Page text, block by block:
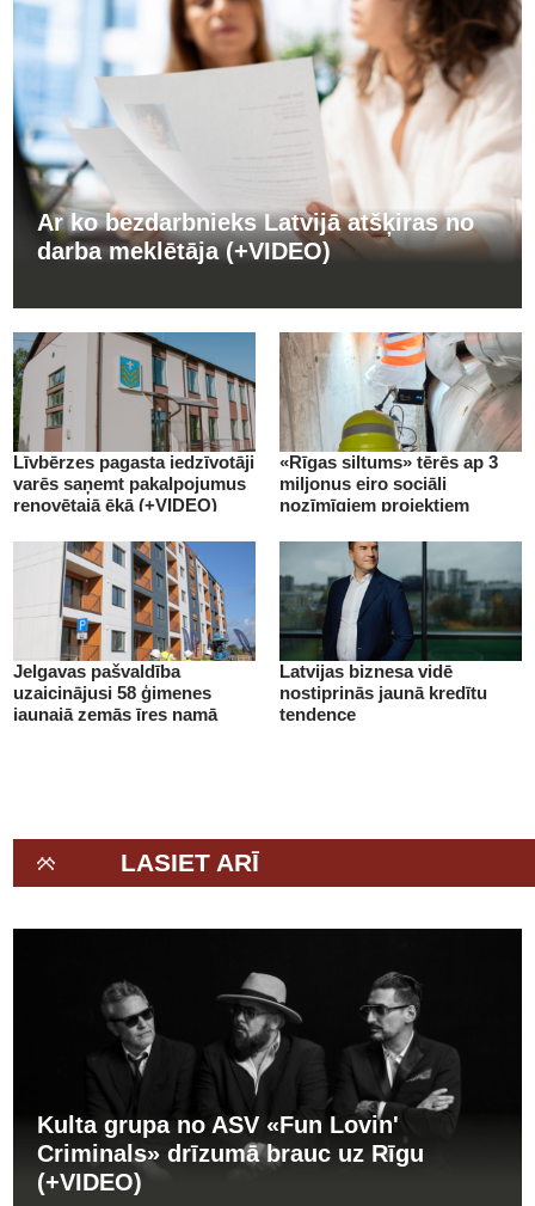
Ar ko bezdarbnieks Latvijā atšķiras no
darba meklētāja (+VIDEO)
Līvbērzes pagasta iedzīvotāji
varēs saņemt pakalpojumus
renovētajā ēkā (+VIDEO)
«Rīgas siltums» tērēs ap 3
miljonus eiro sociāli
nozīmīgiem projektiem
Jelgavas pašvaldība
uzaicinājusi 58 ģimenes
jaunajā zemās īres namā
Latvijas biznesa vidē
nostiprinās jaunā kredītu
tendence
LASIET ARĪ
Kulta grupa no ASV «Fun Lovin'
Criminals» drīzumā brauc uz Rīgu
(+VIDEO)